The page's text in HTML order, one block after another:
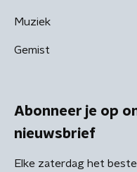
Muziek
Gemist
Abonneer je op
nieuwsbrief
Elke zaterdag het